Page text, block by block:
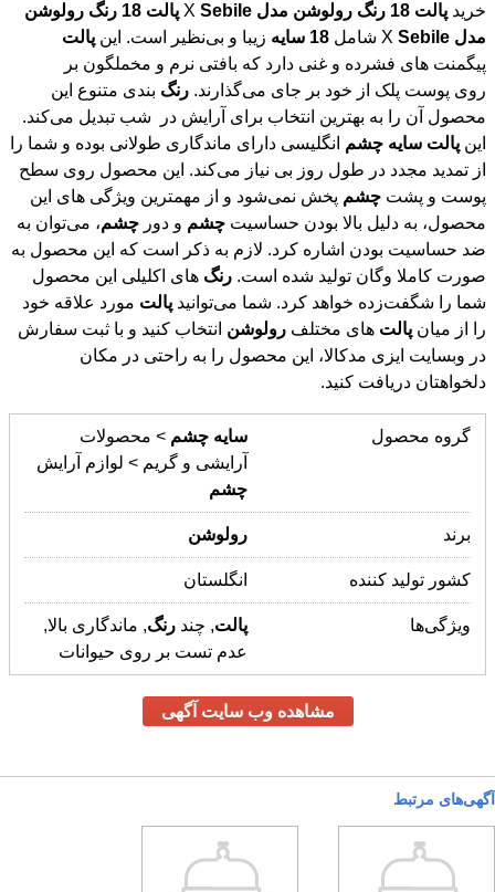
خرید پالت 18 رنگ رولوشن مدل Sebile پالت 18 رنگ رولوشن
مدل Sebile شامل 18 سایه زیبا و بی‌نظیر است. این پالت
پیگمنت های فشرده و غنی دارد که بافتی نرم و مخملگون بر
روی پوست پلک از خود بر جای می‌گذارند. رنگ بندی متنوع این
محصول آن را به بهترین انتخاب برای آرایش در شب تبدیل می‌کند.
این پالت سایه چشم انگلیسی دارای ماندگاری طولانی بوده و شما را
از تمدید مجدد در طول روز بی ‌نیاز می‌کند. این محصول روی سطح
پوست و پشت چشم پخش نمی‌شود و از مهمترین ویژگی های این
محصول، به دلیل بالا بودن حساسیت چشم و دور چشم، می‌توان به
ضد حساسیت بودن اشاره کرد. لازم به ذکر است که این محصول به
صورت کاملا وگان تولید شده است. رنگ های اکلیلی این محصول
شما را شگفت‌زده خواهد کرد. شما می‌توانید پالت مورد علاقه خود
را از میان پالت های مختلف رولوشن انتخاب کنید و با ثبت سفارش
در وبسایت ایزی مدکالا، این محصول را به راحتی در مکان
دلخواهتان دریافت کنید.
گروه محصول سایه چشم > محصولات
آرایشی و گریم > لوازم آرایش
چشم
برند رولوشن
کشور تولید کننده انگلستان
ویژگی‌ها پالت, چند رنگ, ماندگاری بالا,
عدم تست بر روی حیوانات
مشاهده وب سایت آگهی
آگهی‌های مرتبط